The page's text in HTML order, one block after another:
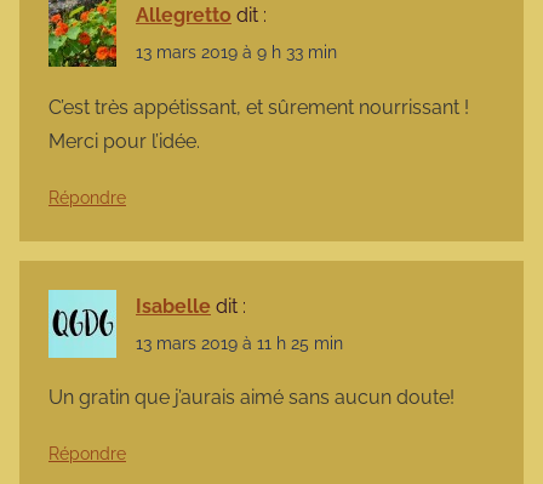
Allegretto dit :
13 mars 2019 à 9 h 33 min
C’est très appétissant, et sûrement nourrissant !
Merci pour l’idée.
Répondre
Isabelle dit :
13 mars 2019 à 11 h 25 min
Un gratin que j’aurais aimé sans aucun doute!
Répondre